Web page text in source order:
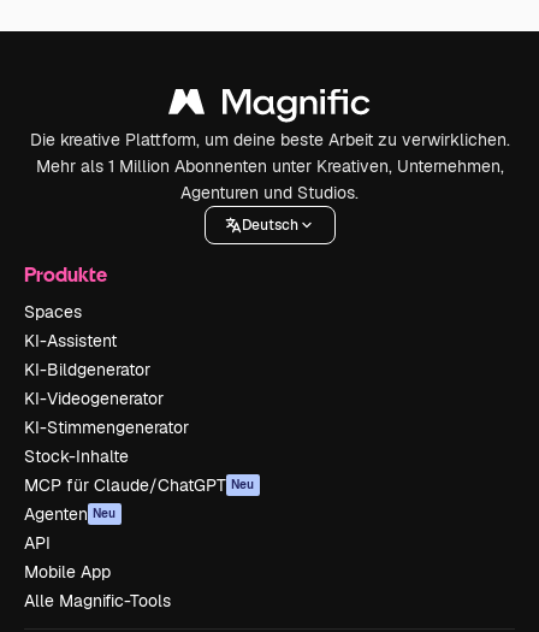
Die kreative Plattform, um deine beste Arbeit zu verwirklichen.
Mehr als 1 Million Abonnenten unter Kreativen, Unternehmen,
Agenturen und Studios.
Deutsch
Produkte
Spaces
KI-Assistent
KI-Bildgenerator
KI-Videogenerator
KI-Stimmengenerator
Stock-Inhalte
MCP für Claude/ChatGPT Neu
Agenten Neu
API
Mobile App
Alle Magnific-Tools